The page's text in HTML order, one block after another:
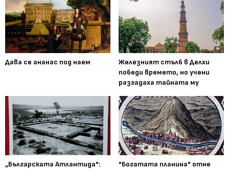
Дава се ананас под наем
Железният стълб в Делхи
победи времето, но учени
разгадаха тайната му
„Българската Атлантида":
"Богатата планина" отне